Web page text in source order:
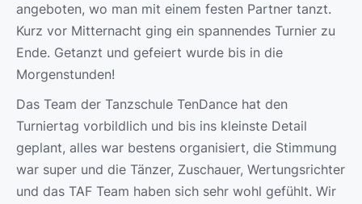
angeboten, wo man mit einem festen Partner tanzt.
Kurz vor Mitternacht ging ein spannendes Turnier zu
Ende. Getanzt und gefeiert wurde bis in die
Morgenstunden!
Das Team der Tanzschule TenDance hat den
Turniertag vorbildlich und bis ins kleinste Detail
geplant, alles war bestens organisiert, die Stimmung
war super und die Tänzer, Zuschauer, Wertungsrichter
und das TAF Team haben sich sehr wohl gefühlt. Wir